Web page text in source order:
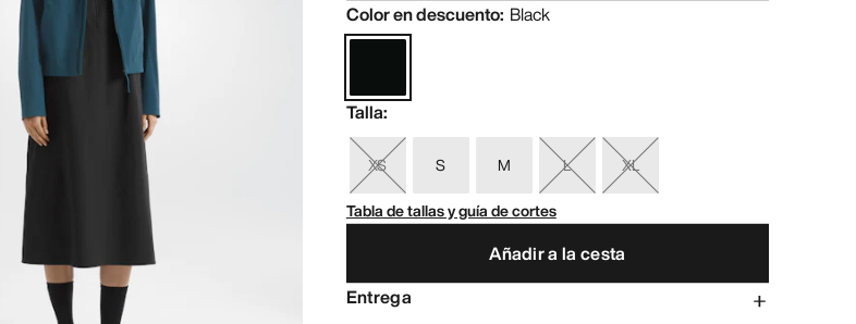
Color en descuento: Black
Talla:
XS S M L
XL
Tabla de tallas y guía de cortes
Añadir a la cesta
Entrega